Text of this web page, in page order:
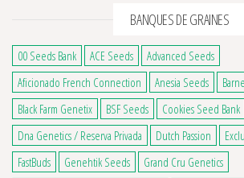
BANQUES DE GRAINES
00 Seeds Bank ACE Seeds
Advanced Seeds
Aficionado French Connection
Anesia Seeds
Black Farm Genetix
BSF Seeds Cookies Seed Bank
Dna Genetics / Reserva Privada
Dutch Passion
FastBuds
Genehtik Seeds
Grand Cru Genetics